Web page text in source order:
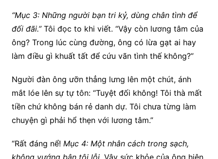
“Mục 3: Những người bạn tri kỷ, dùng chân tình để
đối đãi.”Tôi đọc to khi viết. “Vậy còn lương tâm của
ông? Trong lúc cùng đường, ông có lừa gạt ai hay
làm điều gì khuất tất để cứu vãn tình thế không?”
Người đàn ông ưỡn thẳng lưng lên một chút, ánh
mắt lóe lên sự tự tôn: “Tuyệt đối không! Tôi thà mất
tiền chứ không bán rẻ danh dự. Tôi chưa từng làm
chuyện gì phải hổ thẹn với lương tâm.”
“Rất đáng nể! Mục 4: Một nhân cách trong sạch,